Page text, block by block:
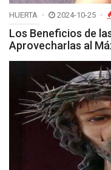
HUERTA 2024-10-25
Los Beneficios de
Aprovecharlas al